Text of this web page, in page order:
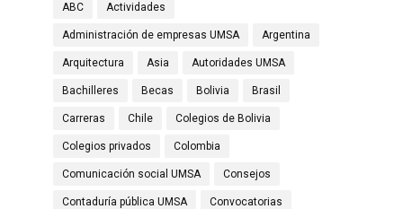
ABC Actividades
Administración de empresas UMSA Argentina
Arquitectura Asia Autoridades UMSA
Bachilleres Becas Bolivia Brasil
Carreras Chile Colegios de Bolivia
Colegios privados Colombia
Comunicación social UMSA Consejos
Contaduría pública UMSA Convocatorias